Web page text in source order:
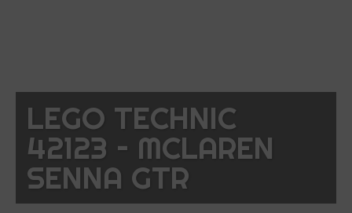
LEGO TECHNIC
42123 – MCLAREN
SENNA GTR